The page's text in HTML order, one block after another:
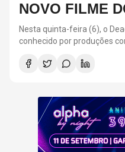
NOVO FILME
VEÍCULO
Nesta quinta-feira (6), o
conhecido por produções
dos X-Men.